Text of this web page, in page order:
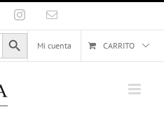
InstagramCorreo
Botón de búsqueda
Mi cuenta
CARRITO